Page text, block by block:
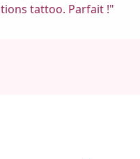
tattoo. Parfait !"